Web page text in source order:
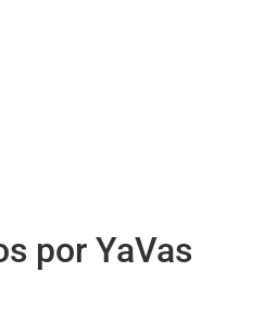
por YaVas